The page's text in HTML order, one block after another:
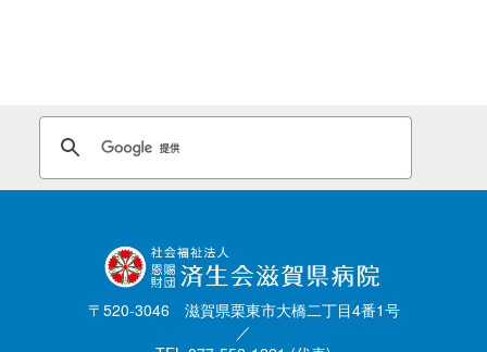
〒520-3046 滋賀県栗東市大橋二丁目4番1号
／